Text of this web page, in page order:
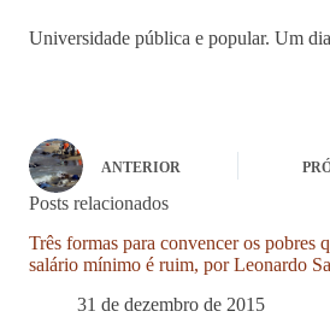
Universidade pública e popular. Um
ANTERIOR
Posts relacionados
Três formas para convencer os pobres
salário mínimo é ruim, por Leonardo
31 de dezembro de 2015